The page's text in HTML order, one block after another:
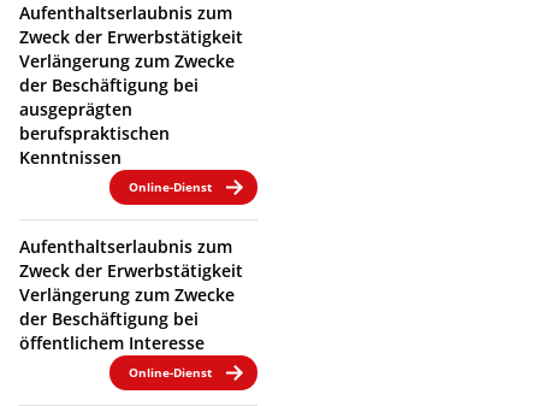
Aufenthaltserlaubnis zum
Zweck der Erwerbstätigkeit
Verlängerung zum Zwecke
der Beschäftigung bei
ausgeprägten
berufspraktischen
Kenntnissen
Online-Dienst
Aufenthaltserlaubnis zum
Zweck der Erwerbstätigkeit
Verlängerung zum Zwecke
der Beschäftigung bei
öffentlichem Interesse
Online-Dienst